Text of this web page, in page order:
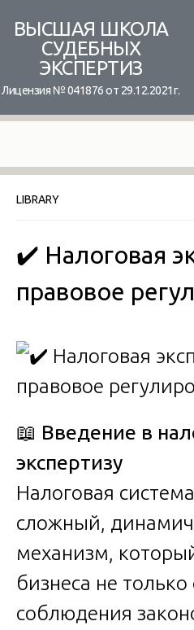
content
ВЫСШАЯ ШКОЛА
СУДЕБНЫХ
ЭКСПЕРТИЗ
Лицензия № 041876 от 29.12.2021г.
LIBRARY
✔️ Налоговая
правовое
📖 Введение в
экспертизу
Налоговая
сложный,
механизм,
бизнеса не только
соблюдения